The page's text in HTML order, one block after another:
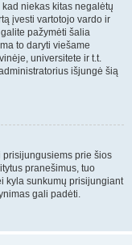
niekas kitas negalėtų
įvesti vartotojo vardo ir
pažymėti šalia
to daryti viešame
universitete ir t.t.
išjungė šią
prisijungusiems prie šios
pranešimus, tuo
kyla sunkumų prisijungiant
gali padėti.